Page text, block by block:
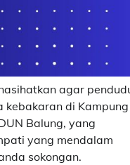
agar
di Kampung
Balung, yang
yang mendalam
sokongan.